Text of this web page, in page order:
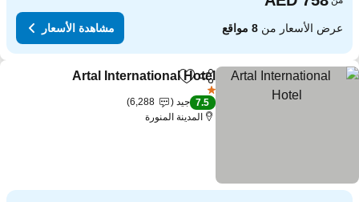
عرض الأسعار من8 مواقع مشاهدة الأسعار
مشاركةAdd to favorites
Artal International Hotel
7.5 جيد
6,288
المدينة المنورة